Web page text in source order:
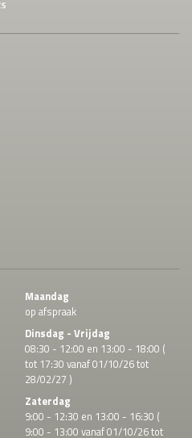
Maandag
op afspraak
Dinsdag - Vrijdag
08:30 - 12:00 en 13:00 - 18:00 (
tot 17:30 vanaf 01/10/26 tot
28/02/27 )
Zaterdag
9:00 - 12:30 en 13:00 - 16:30 (
9:00 - 13:00 vanaf 01/10/26 tot